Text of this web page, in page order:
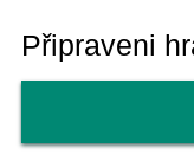
Připraveni